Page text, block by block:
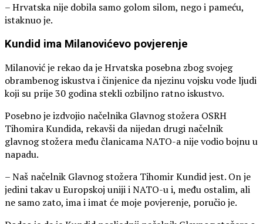
– Hrvatska nije dobila samo golom silom, nego i pameću,
istaknuo je.
Kundid ima Milanovićevo povjerenje
Milanović je rekao da je Hrvatska posebna zbog svojeg
obrambenog iskustva i činjenice da njezinu vojsku vode ljudi
koji su prije 30 godina stekli ozbiljno ratno iskustvo.
Posebno je izdvojio načelnika Glavnog stožera OSRH
Tihomira Kundida, rekavši da nijedan drugi načelnik
glavnog stožera među članicama NATO-a nije vodio bojnu u
napadu.
– Naš načelnik Glavnog stožera Tihomir Kundid jest. On je
jedini takav u Europskoj uniji i NATO-u i, među ostalim, ali
ne samo zato, ima i imat će moje povjerenje, poručio je.